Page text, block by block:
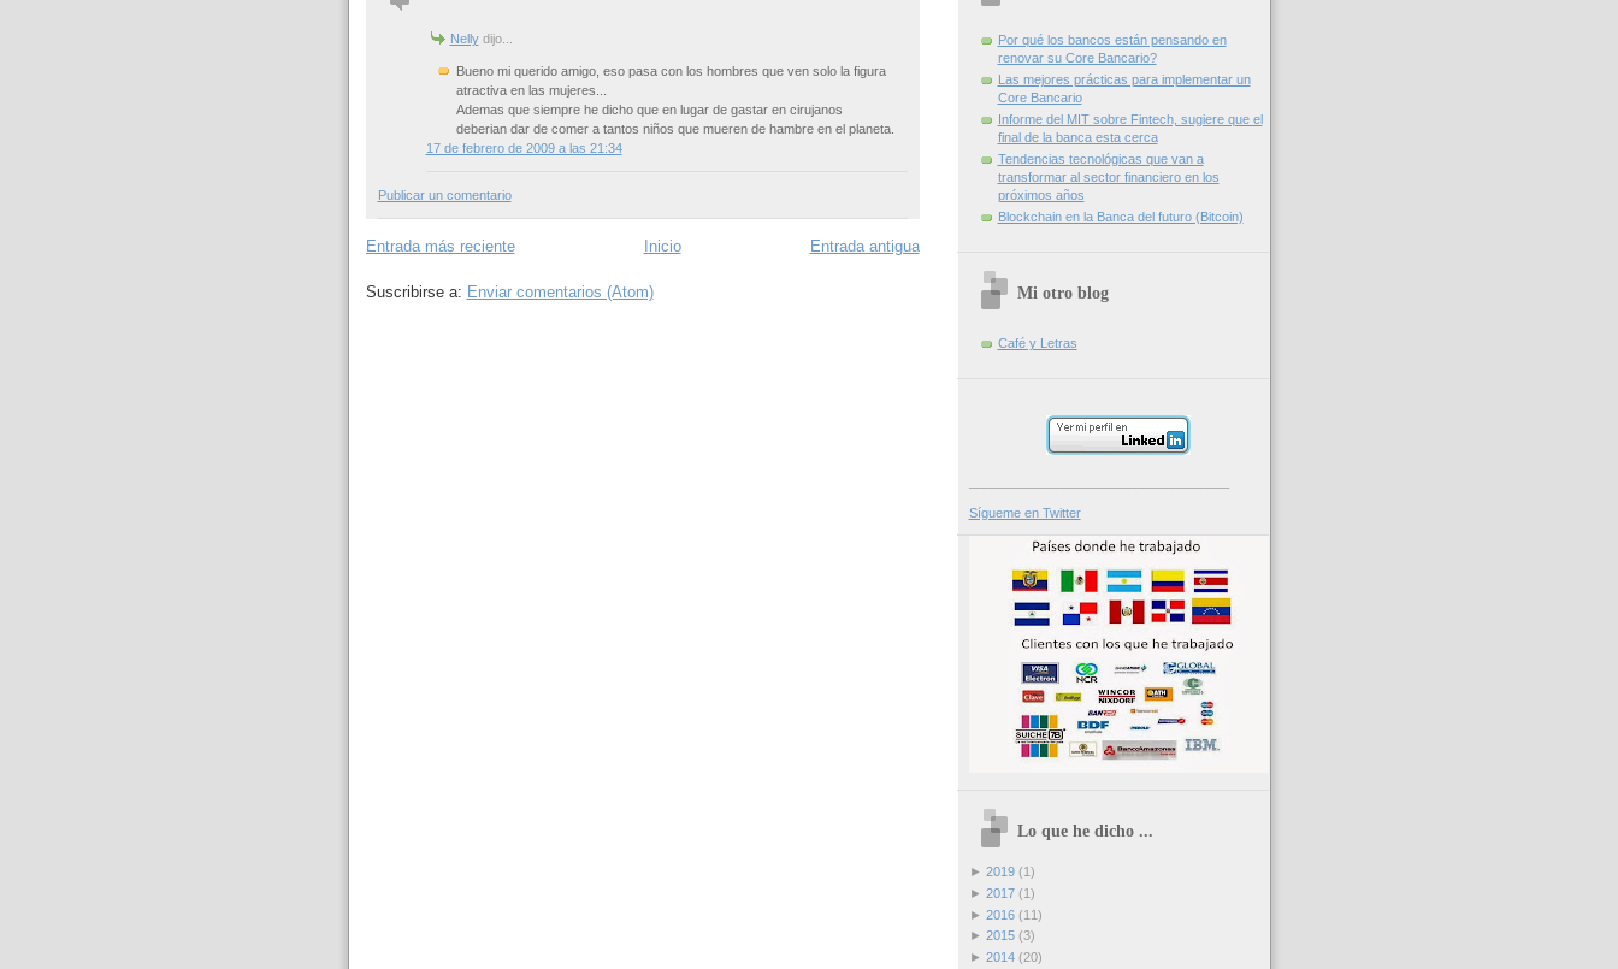
Nellydijo...
Bueno mi querido amigo, eso pasa con los hombres que ven solo la figura
atractiva en las mujeres...
Ademas que siempre he dicho que en lugar de gastar en cirujanos
deberian dar de comer a tantos niños que mueren de hambre en el planeta.
17 de febrero de 2009 a las 21:34
Publicar un comentario
Entrada más reciente Entrada antigua
Inicio
Suscribirse a: Enviar comentarios (Atom)
Por qué los bancos están pensando en
renovar su Core Bancario?
Las mejores prácticas para implementar un
Core Bancario
Informe del MIT sobre Fintech, sugiere que el
final de la banca esta cerca
Tendencias tecnológicas que van a
transformar al sector financiero en los
próximos años
Blockchain en la Banca del futuro (Bitcoin)
Mi otro blog
Café y Letras
Sígueme en Twitter
Lo que he dicho ...
► 2019 (1)
► 2017 (1)
► 2016 (11)
► 2015 (3)
► 2014 (20)